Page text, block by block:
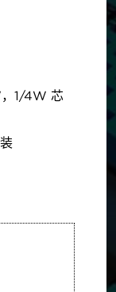
1/4W 芯